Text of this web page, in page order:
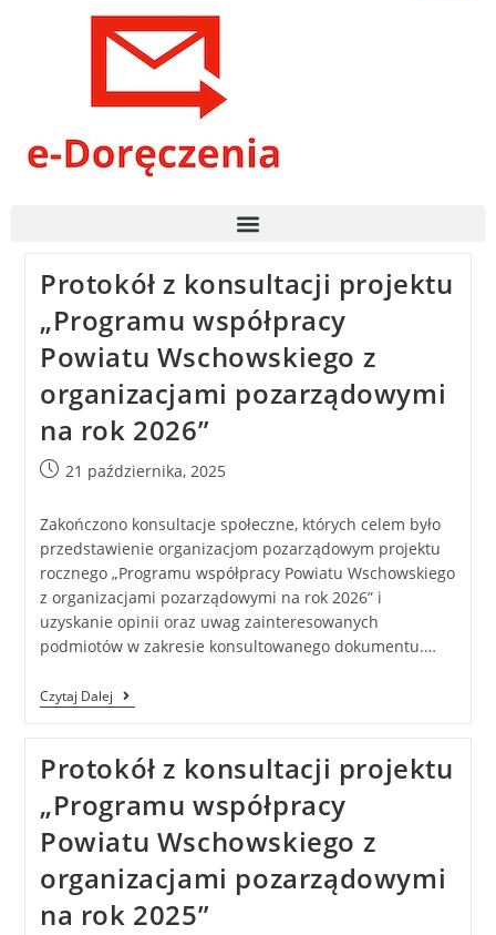
Protokół z konsultacji projektu
„Programu współpracy
Powiatu Wschowskiego z
organizacjami pozarządowymi
na rok 2026”
21 października, 2025
Zakończono konsultacje społeczne, których celem było
przedstawienie organizacjom pozarządowym projektu
rocznego „Programu współpracy Powiatu Wschowskiego
z organizacjami pozarządowymi na rok 2026” i
uzyskanie opinii oraz uwag zainteresowanych
podmiotów w zakresie konsultowanego dokumentu.…
Czytaj Dalej
Protokół z konsultacji projektu
„Programu współpracy
Powiatu Wschowskiego z
organizacjami pozarządowymi
na rok 2025”